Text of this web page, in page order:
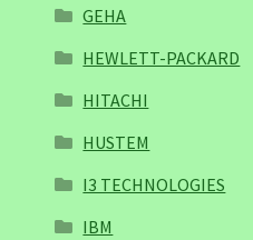
GEHA
HEWLETT-PACKARD
HITACHI
HUSTEM
I3 TECHNOLOGIES
IBM